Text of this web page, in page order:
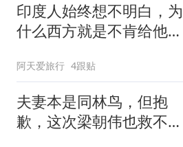
印度人始终想不明白，为
什么西方就是不肯给他们
阿天爱旅行 4跟贴
夫妻本是同林鸟，但抱
歉，这次梁朝伟也救不了